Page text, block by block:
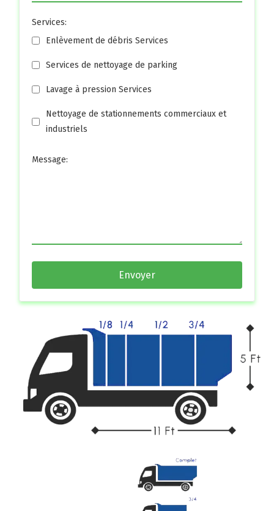
Services:
Enlèvement de débris Services
Services de nettoyage de parking
Lavage à pression Services
Nettoyage de stationnements commerciaux et
industriels
Message:
Envoyer